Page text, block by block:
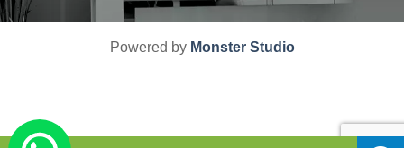
Powered by Monster Studio